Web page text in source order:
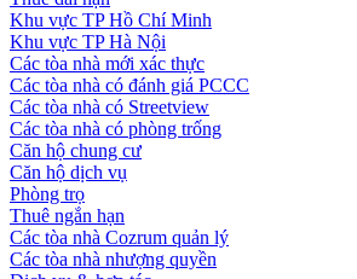
Khu vực TP Hồ Chí Minh
Khu vực TP Hà Nội
Các tòa nhà mới xác thực
Các tòa nhà có đánh giá PCCC
Các tòa nhà có Streetview
Các tòa nhà có phòng trống
Căn hộ chung cư
Căn hộ dịch vụ
Phòng trọ
Thuê ngắn hạn
Các tòa nhà Cozrum quản lý
Các tòa nhà nhượng quyền